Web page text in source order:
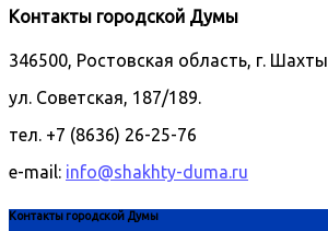
Контакты городской Думы
346500, Ростовская область, г. Шахты,
ул. Советская, 187/189.
тел. +7 (8636) 26-25-76
e-mail: info@shakhty-duma.ru
Контакты городской Думы